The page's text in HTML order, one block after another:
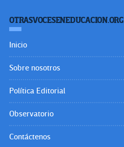
OTRASVOCESENEDUCACION.ORG
Inicio
Sobre nosotros
Política Editorial
Observatorio
Contáctenos